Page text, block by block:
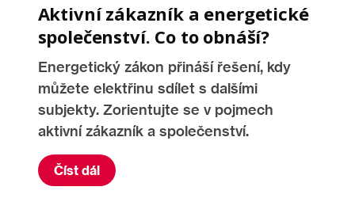
Aktivní zákazník a energetické
společenství. Co to obnáší?
Energetický zákon přináší řešení, kdy
můžete elektřinu sdílet s dalšími
subjekty. Zorientujte se v pojmech
aktivní zákazník a společenství.
Číst dál